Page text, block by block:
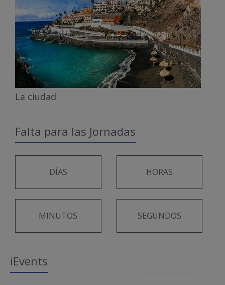
La ciudad
Falta para las Jornadas
DÍAS HORAS
MINUTOS SEGUNDOS
iEvents